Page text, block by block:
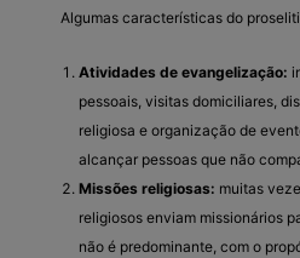
Algumas características do
Atividades de evangelização:
pessoais, visitas domiciliares,
religiosa e organização de
alcançar pessoas que não
Missões religiosas: muitas
religiosos enviam missionários
não é predominante, com o